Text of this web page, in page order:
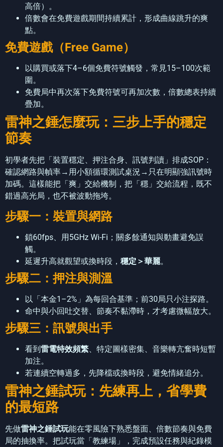
高倍）。
倍數會在免費遊戲期間持續累計，形成曲線跳升的爽
點。
免費遊戲（Free Game）
以購買或落下4–6個免費符號觸發，常見15–100次範
圍。
免費局中再次落下免費符號可再加次數，倍數總表持續
疊加。
雷神之錘怎麼玩：三步上手的穩定
節奏
初學者先把「裝置穩定、押注合身、訊號判讀」排成SOP：
確認網路與幀率→用小額循環測試桌況→只在明顯強訊號時
加碼。這樣能把「爽」交給機制，把「穩」交給流程，既不
錯過高光局，也不被波動拖垮。
步驟一：裝置與網路
鎖60fps、用5GHz Wi-Fi；關多餘通知與動畫避免誤
觸。
延遲升高就觀望或換時段， 穩定＞華麗。
步驟二：押注與測溫
以「本金1–2%」為每回合基準；前30局只小注探路。
命中與小回吐交替、節奏不黏滯時，才考慮微幅放大。
步驟三：訊號與出手
看到雷電特效頻繁、特定圖樣密集、音樂轉亢奮時短暫
加注。
若連續空轉過多，先降檔或換時段，避免情緒追分。
雷神之錘試玩：先練再上，省學費
的最短路
先做雷神之錘試玩能在零風險下熟悉盤面、倍數節奏與免費
局的抽換率。把試玩當「教練場」，完成預設任務與紀錄模